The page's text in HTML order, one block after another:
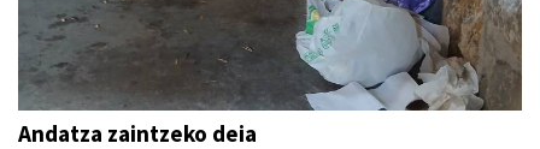
Andatza zaintzeko deia